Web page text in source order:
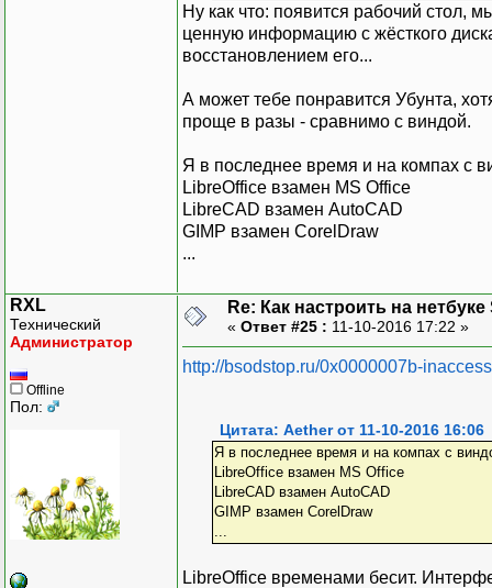
Ну как что: появится рабочий стол,
ценную информацию с жёсткого
восстановлением его...
А может тебе понравится Убунта,
проще в разы - сравнимо с виндой.
Я в последнее время и на компах с
LibreOffice взамен MS Office
LibreCAD взамен AutoCAD
GIMP взамен CorelDraw
...
RXL
Технический
Администратор
Offline
Пол:
Re: Как настроить на
« Ответ #25 : 11-10-2016 17:22 »
http://bsodstop.ru/0x0000007b-
Цитата: Aether от 11-10-2016 16:06
Я в последнее время и на компах с
LibreOffice взамен MS Office
LibreCAD взамен AutoCAD
GIMP взамен CorelDraw
LibreOffice временами бесит.